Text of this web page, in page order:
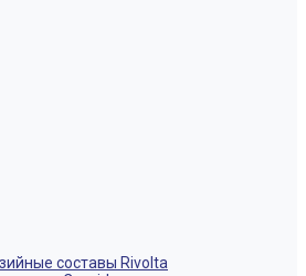
составы Rivolta